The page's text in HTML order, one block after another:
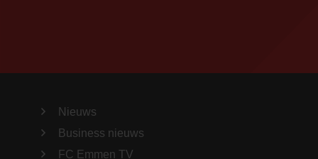
Nieuws
Business nieuws
FC Emmen TV